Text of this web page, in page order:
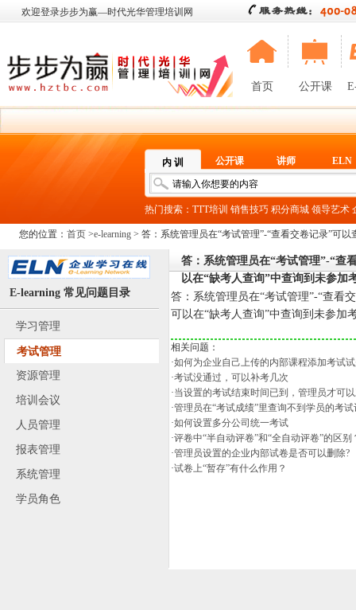
欢迎登录步步为赢—时代光华管理培训网
首页 公开课
内 训 公开课 讲师 ELN
热门搜索： TTT培训 销售技巧 积分商城 领导艺术
您的位置： 首页 >e-learning > 答：系统管理员在“考试管理”-“查看交卷记录”可
加考试的学员。
E-learning 常见问题目录
学习管理
考试管理
资源管理
培训会议
人员管理
报表管理
系统管理
学员角色
答：系统管理员在“考试管理”-“查
以在“缺考人查询”中查询到未参加
答：系统管理员在“考试管理”-“查看
可以在“缺考人查询”中查询到未参加
相关问题：
·如何为企业自己上传的内部课程添加考试
·考试没通过，可以补考几次
·当设置的考试结束时间已到，管理员才可
·管理员在“考试成绩”里查询不到学员的考试
·如何设置多分公司统一考试
·评卷中“半自动评卷”和“全自动评卷”的区别
·管理员设置的企业内部试卷是否可以删除?
·试卷上“暂存”有什么作用？